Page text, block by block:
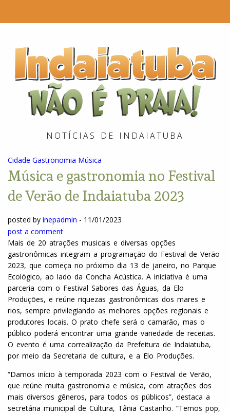
NOTÍCIAS DE INDAIATUBA
Cidade Gastronomia Música
Música e gastronomia no Festival
de Verão de Indaiatuba 2023
posted by inepadmin - 11/01/2023
post a comment
Mais de 20 atrações musicais e diversas opções
gastronômicas integram a programação do Festival de Verão
2023, que começa no próximo dia 13 de janeiro, no Parque
Ecológico, ao lado da Concha Acústica. A iniciativa é uma
parceria com o Festival Sabores das Águas, da Elo
Produções, e reúne riquezas gastronômicas dos mares e
rios, sempre privilegiando as melhores opções regionais e
produtores locais. O prato chefe será o camarão, mas o
público poderá encontrar uma grande variedade de receitas.
O evento é uma correalização da Prefeitura de Indaiatuba,
por meio da Secretaria de cultura, e a Elo Produções.
“Damos início à temporada 2023 com o Festival de Verão,
que reúne muita gastronomia e música, com atrações dos
mais diversos gêneros, para todos os públicos”, destaca a
secretária municipal de Cultura, Tânia Castanho. “Temos pop,